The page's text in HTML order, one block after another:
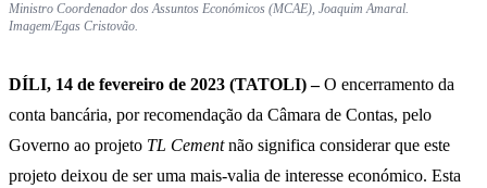
Ministro Coordenador dos Assuntos Económicos (MCAE), Joaquim Amaral.
Imagem/Egas Cristovão.
DÍLI, 14 de fevereiro de 2023 (TATOLI) –O encerramento da
conta bancária, por recomendação da Câmara de Contas, pelo
Governo ao projeto TL Cementnão significa considerar que este
projeto deixou de ser uma mais-valia de interesse económico. Esta